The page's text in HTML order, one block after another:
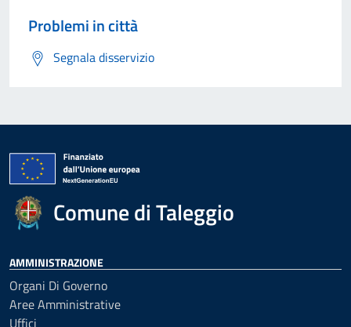
Problemi in città
Segnala disservizio
Comune di Taleggio
AMMINISTRAZIONE
Organi Di Governo
Aree Amministrative
Uffici